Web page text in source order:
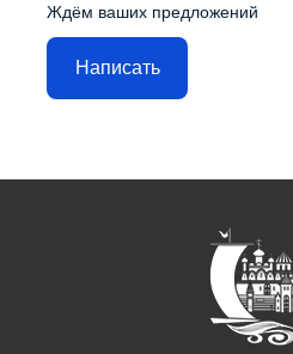
Ждём ваших предложений
Написать